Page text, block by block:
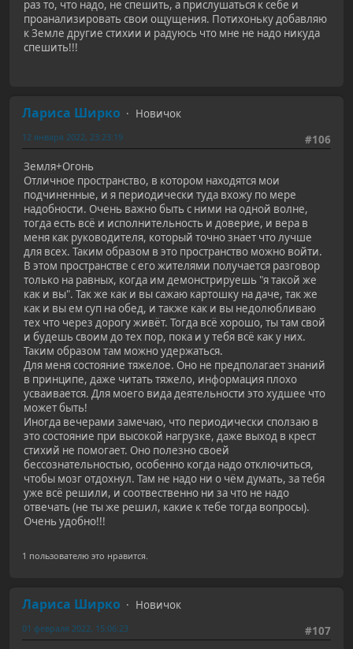
раз то, что надо, не спешить, а прислушаться к себе и
проанализировать свои ощущения. Потихоньку добавляю
к Земле другие стихии и радуюсь что мне не надо никуда
спешить!!!
Лариса Ширко
Новичок
#106
12 января 2022, 23:23:19
Земля+Огонь
Отличное пространство, в котором находятся мои
подчиненные, и я периодически туда вхожу по мере
надобности. Очень важно быть с ними на одной волне,
тогда есть всё и исполнительность и доверие, и вера в
меня как руководителя, который точно знает что лучше
для всех. Таким образом в это пространство можно войти.
В этом пространстве с его жителями получается разговор
только на равных, когда им демонстрируешь "я такой же
как и вы". Так же как и вы сажаю картошку на даче, так же
как и вы ем суп на обед, и также как и вы недолюбливаю
тех что через дорогу живёт. Тогда всё хорошо, ты там свой
и будешь своим до тех пор, пока и у тебя всё как у них.
Таким образом там можно удержаться.
Для меня состояние тяжелое. Оно не предполагает знаний
в принципе, даже читать тяжело, информация плохо
усваивается. Для моего вида деятельности это худшее что
может быть!
Иногда вечерами замечаю, что периодически сползаю в
это состояние при высокой нагрузке, даже выход в крест
стихий не помогает. Оно полезно своей
бессознательностью, особенно когда надо отключиться,
чтобы мозг отдохнул. Там не надо ни о чём думать, за тебя
уже всё решили, и соотвественно ни за что не надо
отвечать (не ты же решил, какие к тебе тогда вопросы).
Очень удобно!!!
1 пользователю это нравится.
Лариса Ширко
Новичок
#107
01 февраля 2022, 15:06:23